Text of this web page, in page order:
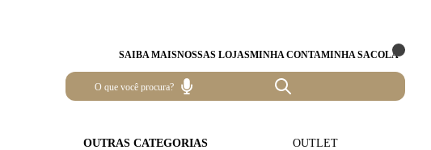
SAIBA MAISNOSSAS LOJASMINHA CONTAMINHA SACOLA
OUTRAS CATEGORIAS OUTLET